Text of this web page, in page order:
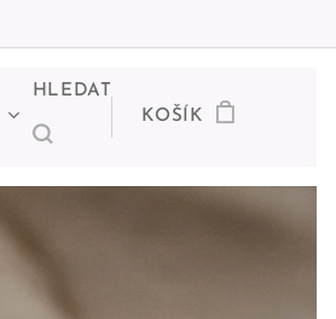
HLEDAT
KOŠÍK